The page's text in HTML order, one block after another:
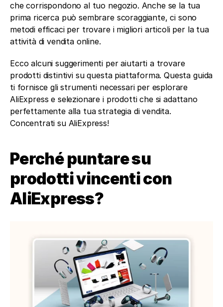
che corrispondono al tuo negozio. Anche se la tua
prima ricerca può sembrare scoraggiante, ci sono
metodi efficaci per trovare i migliori articoli per la tua
attività di vendita online.
Ecco alcuni suggerimenti per aiutarti a trovare
prodotti distintivi su questa piattaforma. Questa guida
ti fornisce gli strumenti necessari per esplorare
AliExpress e selezionare i prodotti che si adattano
perfettamente alla tua strategia di vendita.
Concentrati su AliExpress!
Perché puntare su
prodotti vincenti con
AliExpress?